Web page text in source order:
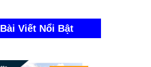
Bài Viết Nổi Bật